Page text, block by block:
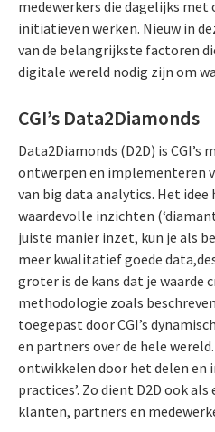
medewerkers die dagelijks
initiatieven werken. Nieuw in
van de belangrijkste factoren
digitale wereld nodig zijn om
CGI’s Data2Diamonds
Data2Diamonds (D2D) is
ontwerpen en implementeren
van big data analytics. Het
waardevolle inzichten
juiste manier inzet, kun je als
meer kwalitatief goede
groter is de kans dat je waarde
methodologie zoals
toegepast door CGI’s
en partners over de hele
ontwikkelen door het delen en
practices’. Zo dient D2D ook
klanten, partners en